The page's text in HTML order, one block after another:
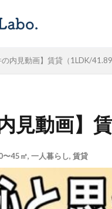
の内見動画】賃貸（1LDK/41.89
見動画】
〜45㎡, 一人暮らし, 賃貸